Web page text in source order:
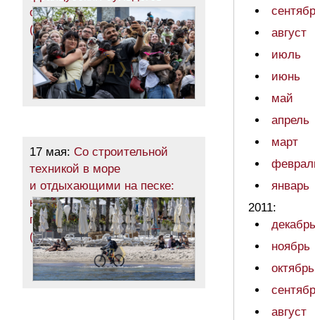
оккупировали одесский парк
(фоторепортаж)
17 мая: Со строительной
техникой в море
и отдыхающими на песке:
как главный пляж Одессы
готовится к лету
(фоторепортаж)
август
июль
июнь
май
апрель
март
январь
2011:
декабрь
ноябрь
октябрь
август